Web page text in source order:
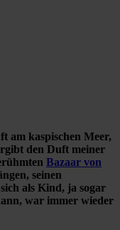
am kaspischen Meer,
den Duft meiner
Bazaar von
seinen
als Kind, ja sogar
war immer wieder